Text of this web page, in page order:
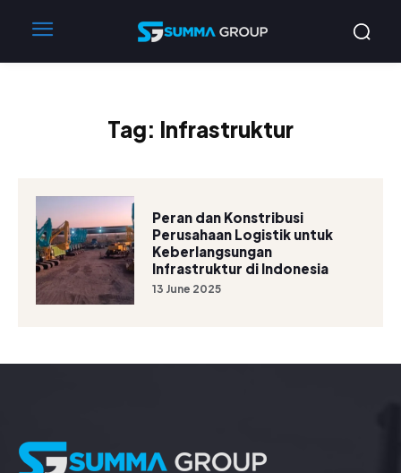
Tag: Infrastruktur
Peran dan Konstribusi
Perusahaan Logistik untuk
Keberlangsungan
Infrastruktur di Indonesia
13 June 2025